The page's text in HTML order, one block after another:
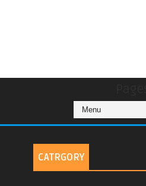
CATRGORY